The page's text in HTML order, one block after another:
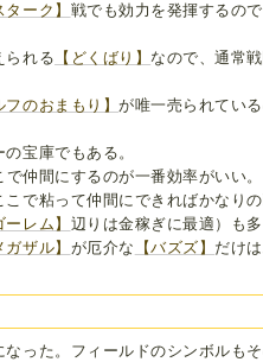
ターク】 戦でも効力を発揮するの
られる 【どくばり】 なので、通常
フのおまもり】が唯一売られている
宝庫でもある。
で仲間にするのが一番効率がいい。
で粘って仲間にできればかなりの
ーレム】 辺りは金稼ぎに最適）も多
ガザル】 が厄介な 【バズズ】 だけ
った。フィールドのシンボルもそ